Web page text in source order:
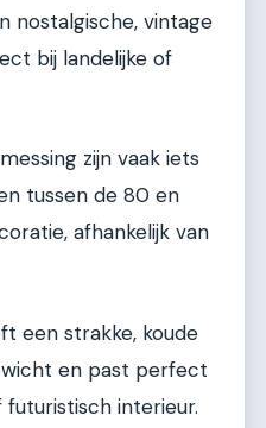
nostalgische, vintage
bij landelijke of
zijn vaak iets
tussen de 80 en
afhankelijk van
een strakke, koude
en past perfect
interieur.